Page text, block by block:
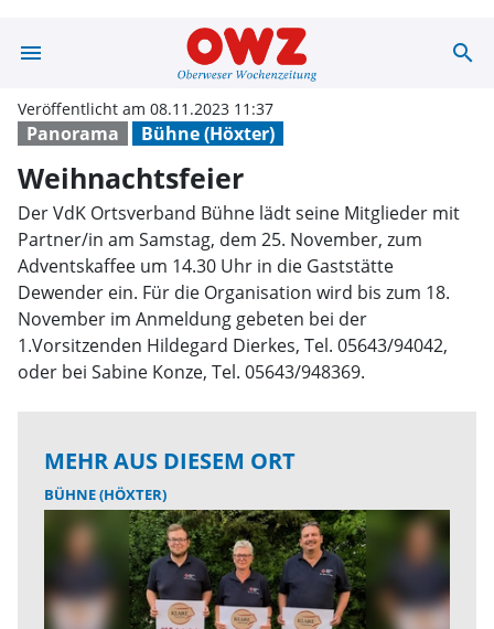
menu search
Panorama Bühne (Höxter)
Veröffentlicht am 08.11.2023 11:37
Weihnachtsfeier
Der VdK Ortsverband Bühne lädt seine Mitglieder mit
Partner/in am Samstag, dem 25. November, zum
Adventskaffee um 14.30 Uhr in die Gaststätte
Dewender ein. Für die Organisation wird bis zum 18.
November im Anmeldung gebeten bei der
1.Vorsitzenden Hildegard Dierkes, Tel. 05643/94042,
oder bei Sabine Konze, Tel. 05643/948369.
MEHR AUS DIESEM ORT
BÜHNE (HÖXTER)